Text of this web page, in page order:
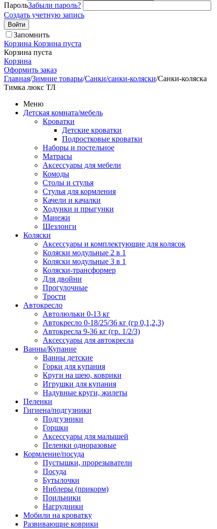
ПарольЗабыли пароль?
Создать учетную запись
Войти
Запомнить
Корзина Корзина пуста
Корзина пуста
Корзина
Оформить заказ
Главная/Зимние товары/Санки/санки-коляски/Санки-коляска
Тимка люкс ТЛ
Меню
Детская комната/мебель
Кроватки
Детские кроватки
Подростковые кроватки
Наборы и постельное
Матрасы
Аксессуары для мебели
Комоды
Столы и стулья
Стулья для кормления
Качели и качалки
Ходунки и прыгунки
Манежи
Шезлонги
Коляски
Аксессуары и комплектующие для колясок
Коляски модульные 2 в 1
Коляски модульные 3 в 1
Коляски-трансформер
Для двойни
Прогулочные
Трости
Автокресло
Автолюльки 0-13 кг
Автокресло 0-18/25/36 кг (гр 0,1,2,3)
Автокресла 9-36 кг (гр. 1/2/3)
Аксессуары для автокресла
Ванны/Купание
Ванны детские
Горки для купания
Круги на шею, коврики
Игрушки для купания
Надувные круги, жилеты
Пеленки
Гигиена/подгузники
Подгузники
Горшки
Аксессуары для малышей
Пеленки одноразовые
Кормление/посуда
Пустышки, прорезыватели
Посуда
Бутылочки
Ниблеры (прикорм)
Поильники
Нагрудники
Мобили на кроватку
Развивающие коврики